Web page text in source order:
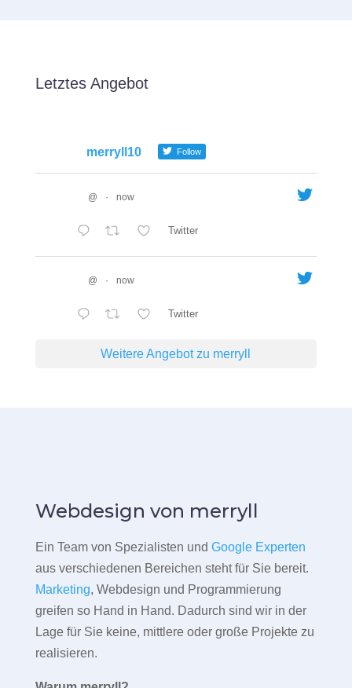
Letztes Angebot
merryll10 Follow
@ · now
Twitter
@ · now
Twitter
Weitere Angebot zu merryll
Webdesign von merryll
Ein Team von Spezialisten und Google Experten
aus verschiedenen Bereichen steht für Sie bereit.
Marketing, Webdesign und Programmierung
greifen so Hand in Hand. Dadurch sind wir in der
Lage für Sie keine, mittlere oder große Projekte zu
realisieren.